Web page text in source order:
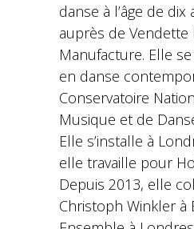
danse à l’âge de dix
auprès de Vendette
Manufacture. Elle
en danse
Conservatoire
Musique et de
Elle s’installe à
elle travaille pour
Depuis 2013, elle
Christoph Winkler à